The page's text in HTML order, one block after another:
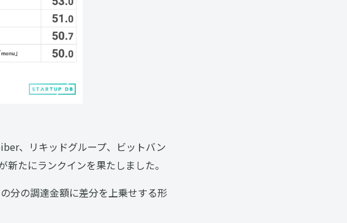
、リキッドグループ、ビットバン
たにランクインを果たしました。
分の調達金額に差分を上乗せする形